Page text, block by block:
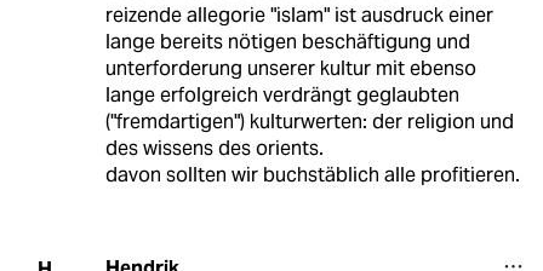
reizende allegorie "islam" ist ausdruck einer
lange bereits nötigen beschäftigung und
unterforderung unserer kultur mit ebenso
lange erfolgreich verdrängt geglaubten
("fremdartigen") kulturwerten: der religion und
des wissens des orients.
davon sollten wir buchstäblich alle profitieren.